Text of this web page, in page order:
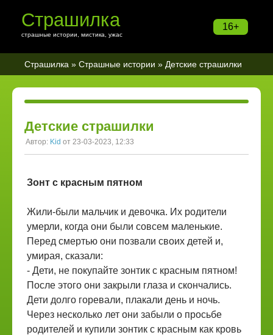
16+
Страшилка
страшные истории, мистика, ужас
Страшилка » Страшные истории » Детские страшилки
Детские страшилки
Автор: Kid от 23-03-2023, 12:33
Зонт с красным пятном
Жили-были мальчик и девочка. Их родители
умерли, когда они были совсем маленькие.
Перед смертью они позвали своих детей и,
умирая, сказали:
- Дети, не покупайте зонтик с красным пятном!
После этого они закрыли глаза и скончались.
Дети долго горевали, плакали день и ночь.
Через несколько лет они забыли о просьбе
родителей и купили зонтик с красным как кровь